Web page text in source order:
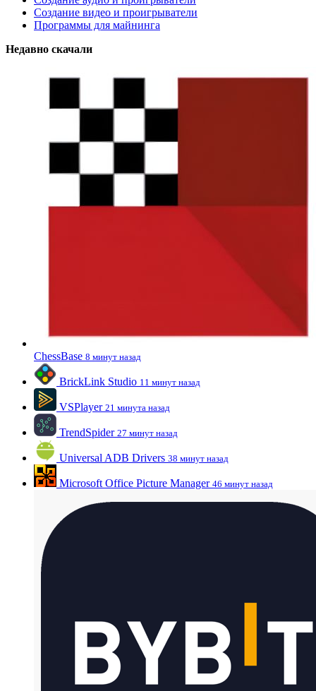
Создание видео и проигрыватели
Программы для майнинга
Недавно скачали
ChessBase 8 минут назад
BrickLink Studio 11 минут назад
VSPlayer 21 минута назад
TrendSpider 27 минут назад
Universal ADB Drivers 38 минут назад
Microsoft Office Picture Manager 46 минут назад